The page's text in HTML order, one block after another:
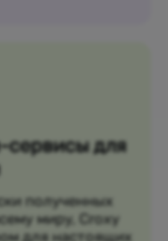
сервисы для
полученных
миру, Croxy
для настоящих